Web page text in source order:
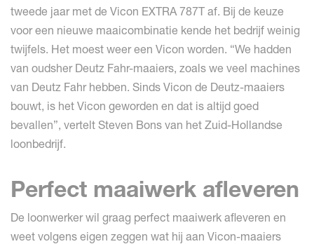
tweede jaar met de Vicon EXTRA 787T af. Bij de keuze
voor een nieuwe maaicombinatie kende het bedrijf weinig
twijfels. Het moest weer een Vicon worden. “We hadden
van oudsher Deutz Fahr-maaiers, zoals we veel machines
van Deutz Fahr hebben. Sinds Vicon de Deutz-maaiers
bouwt, is het Vicon geworden en dat is altijd goed
bevallen”, vertelt Steven Bons van het Zuid-Hollandse
loonbedrijf.
Perfect maaiwerk afleveren
De loonwerker wil graag perfect maaiwerk afleveren en
weet volgens eigen zeggen wat hij aan Vicon-maaiers